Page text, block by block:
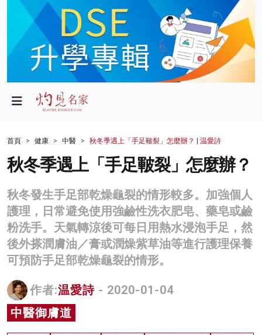
政局
財經
生活
商業
科技
影片
名家榜
灼見活動
首頁 健康 中醫 秋冬季遇上「手足皸裂」怎麼辦？ | 温愛詩
秋冬季遇上「手足皸裂」怎麼辦？
秋冬發生手足部乾燥龜裂的情形較多。加強個人
護理，日常避免使用強鹼性洗衣肥皂、藥皂或鹼
粉洗手。天氣轉涼後可每日用熱水浸泡手足，然
後外搽潤膚油／膏或潤燥紫草油等進行護理保養
可預防手足部乾燥龜裂的情形。
作者:温愛詩 - 2020-01-04
中醫御膚道